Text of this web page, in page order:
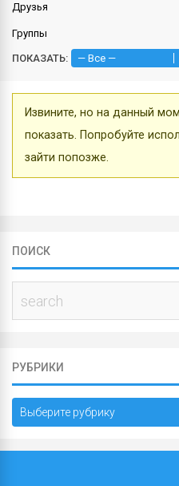
Друзья
Группы
ПОКАЗАТЬ:
Извините, но на данный
показать. Попробуйте
зайти попозже.
ПОИСК
РУБРИКИ
Рубрики